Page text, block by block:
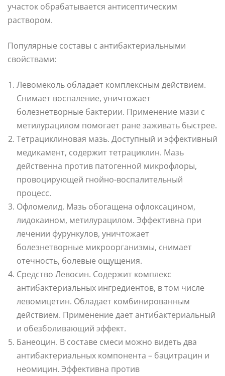
участок обрабатывается антисептическим
раствором.
Популярные составы с антибактериальными
свойствами:
Левомеколь обладает комплексным действием.
Снимает воспаление, уничтожает
болезнетворные бактерии. Применение мази с
метилурацилом помогает ране заживать быстрее.
Тетрациклиновая мазь. Доступный и эффективный
медикамент, содержит тетрациклин. Мазь
действенна против патогенной микрофлоры,
провоцирующей гнойно-воспалительный
процесс.
Офломелид. Мазь обогащена офлоксацином,
лидокаином, метилурацилом. Эффективна при
лечении фурункулов, уничтожает
болезнетворные микроорганизмы, снимает
отечность, болевые ощущения.
Средство Левосин. Содержит комплекс
антибактериальных ингредиентов, в том числе
левомицетин. Обладает комбинированным
действием. Применение дает антибактериальный
и обезболивающий эффект.
Банеоцин. В составе смеси можно видеть два
антибактериальных компонента – бацитрацин и
неомицин. Эффективна против